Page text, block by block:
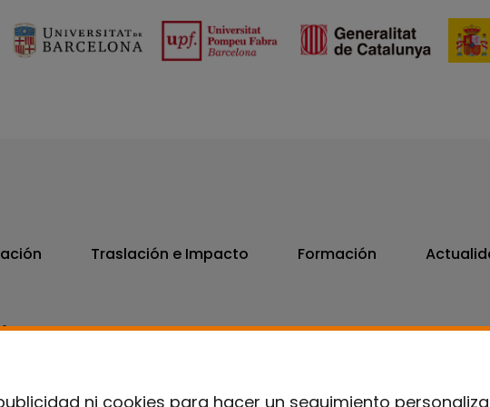
ni cookies para hacer un seguimiento
Traslación e Impacto Formación